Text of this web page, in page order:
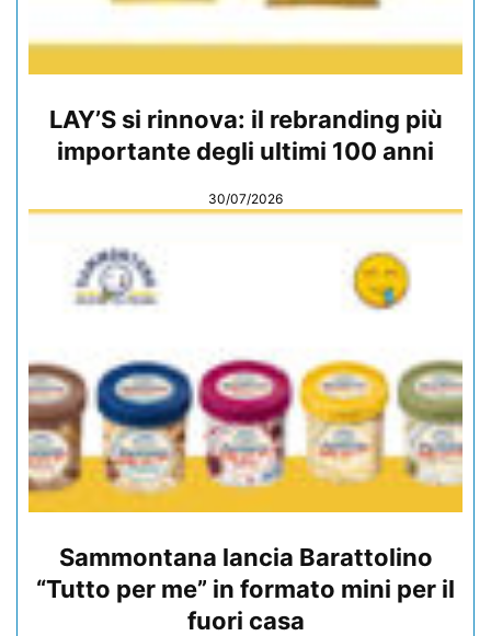
LAY’S si rinnova: il rebranding più
importante degli ultimi 100 anni
30/07/2026
Sammontana lancia Barattolino
“Tutto per me” in formato mini per il
fuori casa